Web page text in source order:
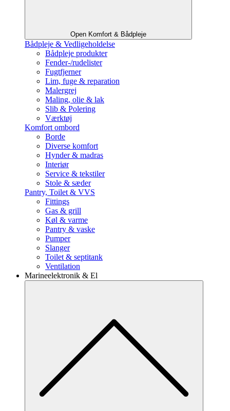
Open Komfort & Bådpleje
Bådpleje & Vedligeholdelse
Bådpleje produkter
Fender-/rudelister
Fugtfjerner
Lim, fuge & reparation
Malergrej
Maling, olie & lak
Slib & Polering
Værktøj
Komfort ombord
Borde
Diverse komfort
Hynder & madras
Interiør
Service & tekstiler
Stole & sæder
Pantry, Toilet & VVS
Fittings
Gas & grill
Køl & varme
Pantry & vaske
Pumper
Slanger
Toilet & septitank
Ventilation
Marineelektronik & El